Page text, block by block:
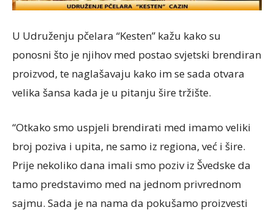
U Udruženju pčelara “Kesten” kažu kako su
ponosni što je njihov med postao svjetski brendiran
proizvod, te naglašavaju kako im se sada otvara
velika šansa kada je u pitanju šire tržište.
“Otkako smo uspjeli brendirati med imamo veliki
broj poziva i upita, ne samo iz regiona, već i šire.
Prije nekoliko dana imali smo poziv iz Švedske da
tamo predstavimo med na jednom privrednom
sajmu. Sada je na nama da pokušamo proizvesti